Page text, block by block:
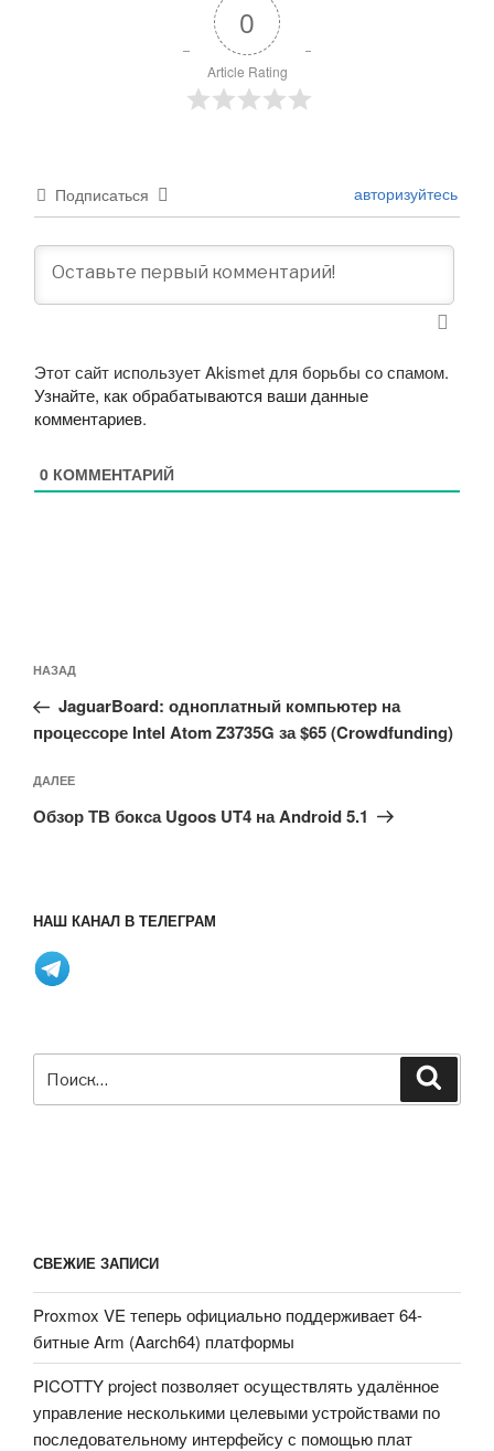
0
Article Rating
Подписаться авторизуйтесь
Этот сайт использует Akismet для борьбы со спамом.
Узнайте, как обрабатываются ваши данные
комментариев.
0 КОММЕНТАРИЙ
по
записям
Предыдущая
запись:
НАЗАД
JaguarBoard: одноплатный компьютер на
процессоре Intel Atom Z3735G за $65 (Crowdfunding)
Следующая
запись
ДАЛЕЕ
Обзор ТВ бокса Ugoos UT4 на Android 5.1
НАШ КАНАЛ В ТЕЛЕГРАМ
СВЕЖИЕ ЗАПИСИ
Proxmox VE теперь официально поддерживает 64-
битные Arm (Aarch64) платформы
PICOTTY project позволяет осуществлять удалённое
управление несколькими целевыми устройствами по
последовательному интерфейсу с помощью плат